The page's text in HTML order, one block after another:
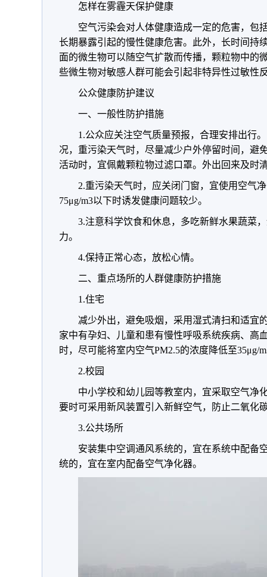
怎样在雾霾天保护健康
空气污染会对人体健康造成一定的危害，包
长期暴露引起的慢性健康危害。此外，长时间持
面的微生物可以随空气扩散而传播，颗粒物中的
些微生物对敏感人群可能会引起非特异性过敏性
公众健康防护建议
一、一般性防护措施
1.公众应关注空气质量预报，合理安排出行
况，重污染天气时，尽量减少户外停留时间，避
活动时，宜佩戴颗粒物过滤口罩。外出回来及时
2.重污染天气时，应关闭门窗，宜使用空气
75μg/m3以下时诱发健康问题较少。
3.注意科学饮食和休息，多吃新鲜水果蔬菜
力。
4.保持正常心态，放松心情。
二、重点场所的人群健康防护措施
1.住宅
减少外出，避免吸烟，采用湿式清扫和适宜
家中有孕妇、儿童和患有慢性呼吸系统疾病、高
时，尽可能将室内空气PM2.5的浓度降低至35μg/
2.校园
中小学校和幼儿园等教室内，宜采取空气净
要时可采用新风装置引入新鲜空气，防止二氧化
3.公共场所
安装集中空调通风系统的，宜在系统中配备
统的，宜在室内配备空气净化器。